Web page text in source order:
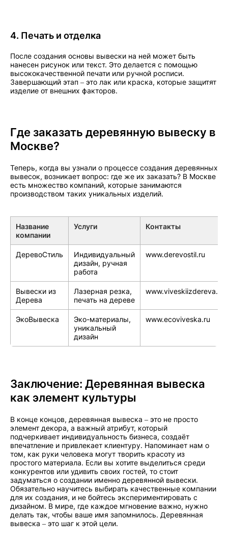
4. Печать и отделка
После создания основы вывески на ней может быть
нанесен рисунок или текст. Это делается с помощью
высококачественной печати или ручной росписи.
Завершающий этап – это лак или краска, которые защитят
изделие от внешних факторов.
Где заказать деревянную вывеску в
Москве?
Теперь, когда вы узнали о процессе создания деревянных
вывесок, возникает вопрос: где же их заказать? В Москве
есть множество компаний, которые занимаются
производством таких уникальных изделий.
Название
компании
Услуги Контакты
ДеревоСтиль
Индивидуальный
дизайн, ручная
работа
www.derevostil.ru
Вывески из
Дерева
Лазерная резка,
печать на дереве
www.viveskiizdereva.ru
ЭкоВывеска
Эко-материалы,
уникальный
дизайн
www.ecoviveska.ru
Заключение: Деревянная вывеска
как элемент культуры
В конце концов, деревянная вывеска – это не просто
элемент декора, а важный атрибут, который
подчеркивает индивидуальность бизнеса, создаёт
впечатление и привлекает клиентуру. Напоминает нам о
том, как руки человека могут творить красоту из
простого материала. Если вы хотите выделиться среди
конкурентов или удивить своих гостей, то стоит
задуматься о создании именно деревянной вывески.
Обязательно научитесь выбирать качественные компании
для их создания, и не бойтесь экспериментировать с
дизайном. В мире, где каждое мгновение важно, нужно
делать так, чтобы ваше имя запомнилось. Деревянная
вывеска – это шаг к этой цели.